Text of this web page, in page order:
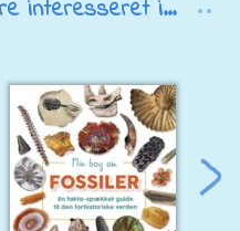
interesseret i...